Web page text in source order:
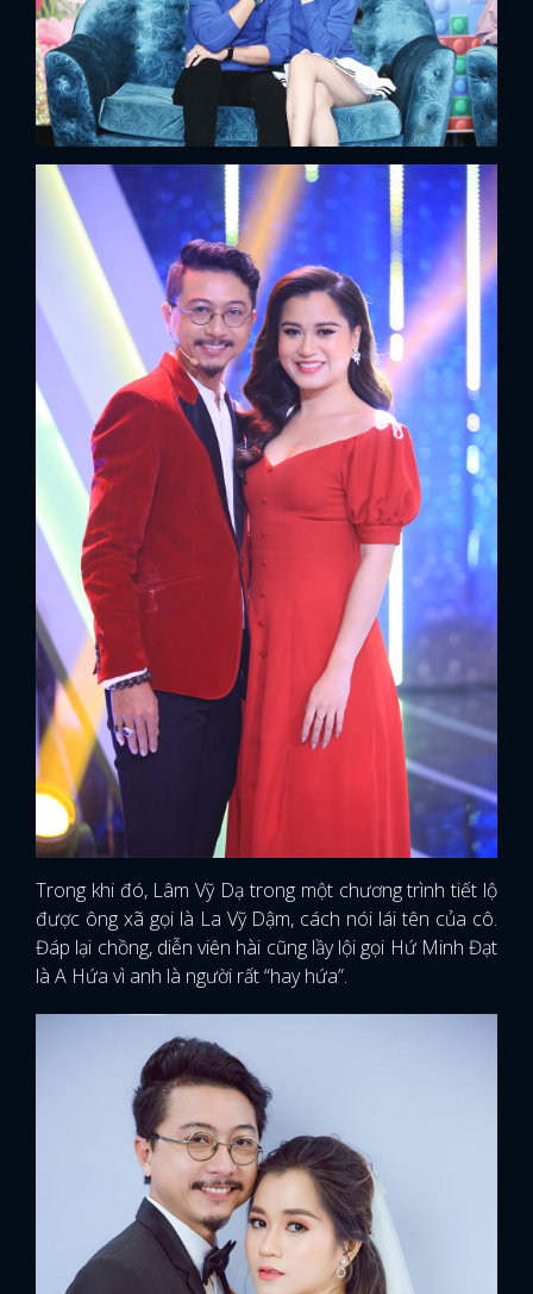
Trong khi đó, Lâm Vỹ Dạ trong một chương trình tiết lộ
được ông xã gọi là La Vỹ Dậm, cách nói lái tên của cô.
Đáp lại chồng, diễn viên hài cũng lầy lội gọi Hứ Minh Đạt
là A Hứa vì anh là người rất “hay hứa”.